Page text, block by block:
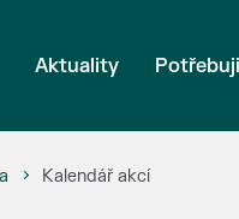
Aktuality
Kalendář akcí